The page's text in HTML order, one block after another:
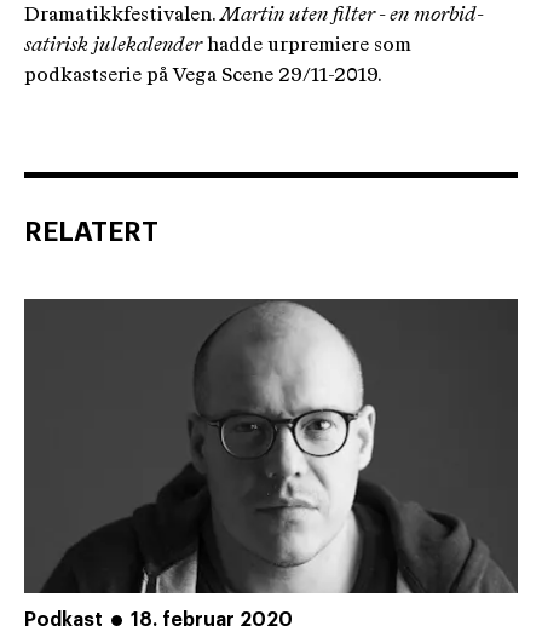
Dramatikkfestivalen.Martin uten filter - en morbid-
satirisk julekalenderhadde urpremiere som
podkastserie på Vega Scene 29/11-2019.
RELATERT
Podkast 18. februar 2020